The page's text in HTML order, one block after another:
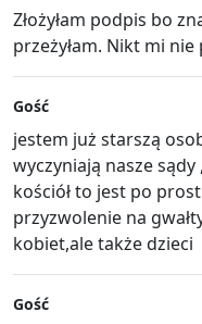
Złożyłam podpis bo
przeżyłam. Nikt mi nie
Gość
jestem już starszą
wyczyniają nasze
kościół to jest po
przyzwolenie na
kobiet,ale także dzieci
Gość